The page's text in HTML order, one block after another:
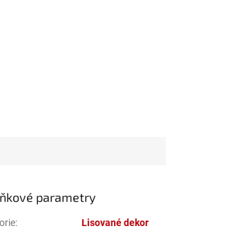
parametry
: Lisované dekor